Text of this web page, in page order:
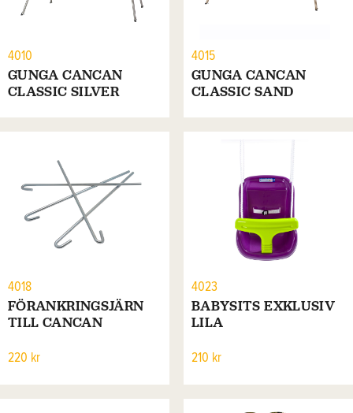
4010
GUNGA CANCAN
CLASSIC SILVER
4015
GUNGA CANCAN
CLASSIC SAND
4018
FÖRANKRINGSJÄRN
TILL CANCAN
220 kr
4023
BABYSITS EXKLUSIV
LILA
210 kr